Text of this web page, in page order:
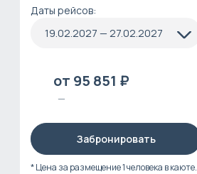
Даты рейсов:
19.02.2027 — 27.02.2027
от 95 851 ₽
—
Забронировать
* Цена за размещение 1 человека в каюте.